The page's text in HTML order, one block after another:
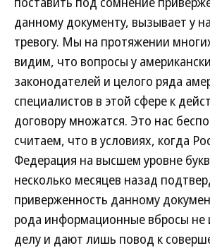
данному документу, вызывает у
тревогу. Мы на протяжении
видим, что вопросы у
законодателей и целого ряда
специалистов в этой сфере к
договору множатся. Это нас
считаем, что в условиях, когда
Федерация на высшем уровне
несколько месяцев назад
приверженность данному
рода информационные вбросы не
делу и дают лишь повод к